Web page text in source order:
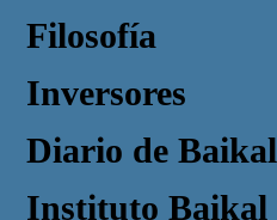
Filosofía
Inversores
Diario de Baikal
Instituto Baikal